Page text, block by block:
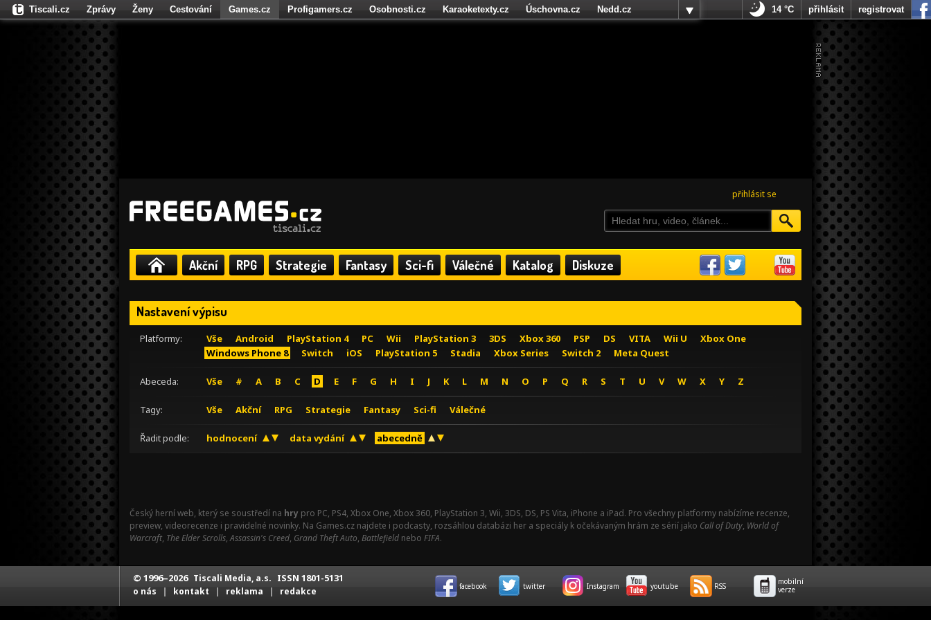
přihlásit se
Akční RPG Strategie Fantasy Sci-fi Válečné Katalog Diskuze
Nastavení výpisu
Platformy: Vše Android PlayStation 4 PC Wii PlayStation 3 3DS Xbox 360 PSP DS VITA Wii U
Xbox One
Windows Phone 8
Switch iOS PlayStation 5 Stadia Xbox Series Switch 2 Meta Quest
Abeceda: Vše # A B C D E F G H I J K L M N O P Q R S T U V W X Y Z
Tagy: Vše Akční RPG Strategie Fantasy Sci-fi Válečné
Řadit podle: hodnocení data vydání abecedně
Český herní web, který se soustředí na hry pro PC, PS4, Xbox One, Xbox 360, PlayStation 3, Wii, 3DS, DS, PS Vita, iPhone a iPad. Pro všechny platformy nabízíme recenze,
preview, videorecenze i pravidelné novinky. Na Games.cz najdete i podcasty, rozsáhlou databázi her a speciály k očekávaným hrám ze sérií jako Call of Duty, World of
Warcraft, The Elder Scrolls,Assassin's Creed, Grand Theft Auto, Battlefield nebo FIFA.
Tiscali.cz Zprávy Ženy Cestování Games.cz Profigamers.cz Osobnosti.cz Karaoketexty.cz Úschovna.cz
Nedd.cz
Fights.cz
14 °C přihlásit registrovat
© 1996–2026 Tiscali Media, a.s. ISSN 1801-5131
o nás | kontakt | reklama | redakce facebook twitter Instagram youtube RSS
mobilní
verze